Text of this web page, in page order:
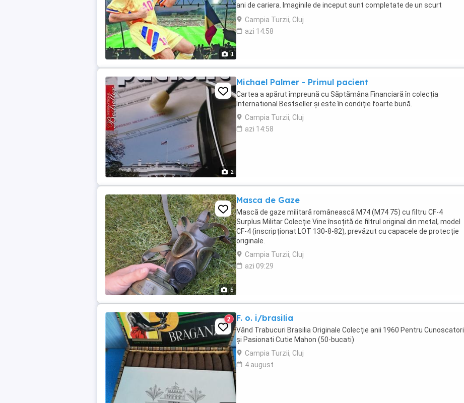
1
ani de cariera. Imaginile de inceput sunt completate de un scurt
interviu oferit de Hagi cunoscutului ...
Campia Turzii, Cluj
azi 14:58
2
Michael Palmer - Primul pacient
Cartea a apărut împreună cu Săptămâna Financiară în colecția
International Bestseller și este în condiție foarte bună.
Campia Turzii, Cluj
azi 14:58
5
Masca de Gaze
Mască de gaze militară românească M74 (M74 75) cu filtru CF-4
Surplus Militar Colecție Vine însoțită de filtrul original din metal, model
CF-4 (inscripționat LOT 130-8-82), prevăzut cu capacele de protecție
originale.
Campia Turzii, Cluj
azi 09:29
2 F. o. i/brasilia
Vând Trabucuri Brasilia Originale Colecție anii 1960 Pentru Cunoscatori
și Pasionati Cutie Mahon (50-bucati)
Campia Turzii, Cluj
4 august